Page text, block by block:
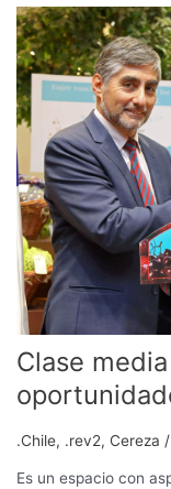
Clase
.Chile, .rev2, Cereza /
Es un espacio con
Clase
media
de
India:
300
millones
de
oportunidades
para
la
cereza
chilena